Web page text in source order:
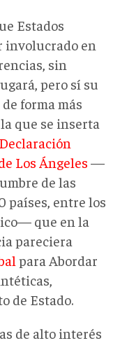
Estados
involucrado en
sin
pero sí su
forma más
que se inserta
Declaración
Los Ángeles —
de las
países, entre los
que en la
pareciera
para Abordar
de Estado.
de alto interés